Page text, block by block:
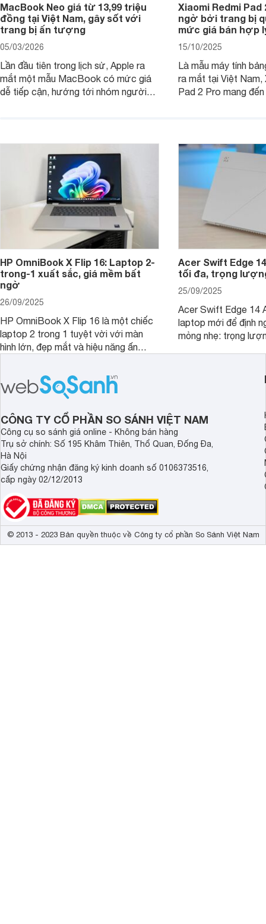
MacBook Neo giá từ 13,99 triệu
đồng tại Việt Nam, gây sốt với
trang bị ấn tượng
05/03/2026
Lần đầu tiên trong lịch sử, Apple ra
mắt một mẫu MacBook có mức giá
dễ tiếp cận, hướng tới nhóm người
hút sự quan tâm lớn từ thị trường.
Xiaomi Redmi Pad
ngờ bởi trang bị
mức giá bán hợp
15/10/2025
Là mẫu máy tính
ra mắt tại Việt Nam,
Pad 2 Pro mang
HP OmniBook X Flip 16: Laptop 2-
trong-1 xuất sắc, giá mềm bất
ngờ
26/09/2025
HP OmniBook X Flip 16 là một chiếc
laptop 2 trong 1 tuyệt vời với màn
hình lớn, đẹp mắt và hiệu năng ấn
mức giá vô cùng hấp dẫn, biến nó trở
thành một lựa chọn “đáng đồng tiền
bát gạo” trên thị trường.
Acer Swift Edge
tối đa, trọng
25/09/2025
Acer Swift Edge 14
laptop mới để định
mỏng nhẹ: trọng
năng AI hàng đầu,
CÔNG TY CỔ PHẦN SO SÁNH VIỆT NAM
Công cụ so sánh giá online - Không bán hàng
Trụ sở chính: Số 195 Khâm Thiên, Thổ Quan, Đống Đa,
Hà Nội
Giấy chứng nhận đăng ký kinh doanh số 0106373516,
cấp ngày 02/12/2013
© 2013 - 2023 Bản quyền thuộc về Công ty cổ phần So Sánh Việt Nam